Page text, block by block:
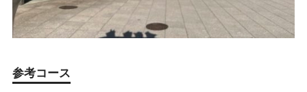
参考コース